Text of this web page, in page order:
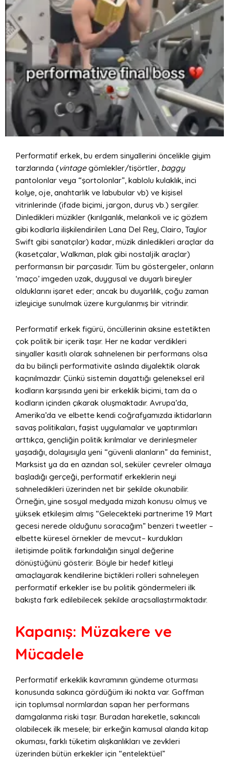
Performatif erkek, bu erdem sinyallerini öncelikle giyim
tarzlarında (vintagegömlekler/tişörtler, baggy
pantolonlar veya “şortolonlar”, kablolu kulaklık, inci
kolye, oje, anahtarlık ve labubular vb) ve kişisel
vitrinlerinde (ifade biçimi, jargon, duruş vb.) sergiler.
Dinledikleri müzikler (kırılganlık, melankoli ve iç gözlem
gibi kodlarla ilişkilendirilen Lana Del Rey, Clairo, Taylor
Swift gibi sanatçılar) kadar, müzik dinledikleri araçlar da
(kasetçalar, Walkman, plak gibi nostaljik araçlar)
performansın bir parçasıdır. Tüm bu göstergeler, onların
‘maço’ imgeden uzak, duygusal ve duyarlı bireyler
olduklarını işaret eder; ancak bu duyarlılık, çoğu zaman
izleyiciye sunulmak üzere kurgulanmış bir vitrindir.
Performatif erkek figürü, öncüllerinin aksine estetikten
çok politik bir içerik taşır. Her ne kadar verdikleri
sinyaller kasıtlı olarak sahnelenen bir performans olsa
da bu bilinçli performativite aslında diyalektik olarak
kaçınılmazdır. Çünkü sistemin dayattığı geleneksel eril
kodların karşısında yeni bir erkeklik biçimi, tam da o
kodların içinden çıkarak oluşmaktadır. Avrupa’da,
Amerika’da ve elbette kendi coğrafyamızda iktidarların
savaş politikaları, faşist uygulamalar ve yaptırımları
arttıkça, gençliğin politik kırılmalar ve derinleşmeler
yaşadığı, dolayısıyla yeni “güvenli alanların” da feminist,
Marksist ya da en azından sol, seküler çevreler olmaya
başladığı gerçeği, performatif erkeklerin neyi
sahneledikleri üzerinden net bir şekilde okunabilir.
Örneğin, yine sosyal medyada mizah konusu olmuş ve
yüksek etkileşim almış “Gelecekteki partnerime 19 Mart
gecesi nerede olduğunu soracağım” benzeri tweetler –
elbette küresel örnekler de mevcut– kurdukları
iletişimde politik farkındalığın sinyal değerine
dönüştüğünü gösterir. Böyle bir hedef kitleyi
amaçlayarak kendilerine biçtikleri rolleri sahneleyen
performatif erkekler ise bu politik göndermeleri ilk
bakışta fark edilebilecek şekilde araçsallaştırmaktadır.
Kapanış: Müzakere ve
Mücadele
Performatif erkeklik kavramının gündeme oturması
konusunda sakınca gördüğüm iki nokta var. Goffman
için toplumsal normlardan sapan her performans
damgalanma riski taşır. Buradan hareketle, sakıncalı
olabilecek ilk mesele; bir erkeğin kamusal alanda kitap
okuması, farklı tüketim alışkanlıkları ve zevkleri
üzerinden bütün erkekler için “entelektüel”